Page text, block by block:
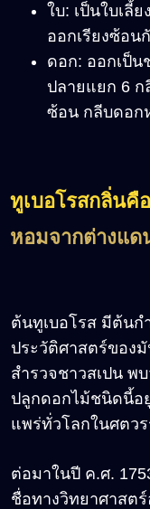
ใบ: เป็นใบเลี้
ออกเรียงซ้อ
ดอก: ออกเป็
ปลายแยก 6
ซ้อน กลีบดอก
ทูเบอโรสกลิ่นคื
หอมจากต่างแด
ต้นทูเบอโรส มีต้นก
ประวัติศาสตร์ของ
สำรวจชาวสเปน พ
ปลูกดอกไม้ชนิดนี้อ
แพร่ทั่วโลกในศตว
ต่อมาในปี ค.ศ.
ชื่อทางวิทยาศาสตร์